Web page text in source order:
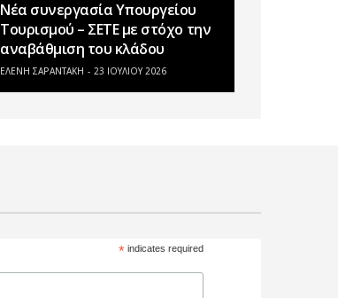
Νέα συνεργασία Υπουργείου
Τουρισμού – ΣΕΤΕ με στόχο την
αναβάθμιση του κλάδου
ΕΛΕΝΗ ΣΑΡΑΝΤΑΚΗ 23 ΙΟΥΛΊΟΥ 2026
*indicates required